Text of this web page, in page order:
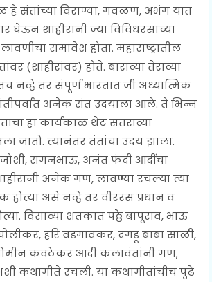
संतांच्या विराण्या, गवळण, अभंग यात
घेऊन शाहीरांनी ज्या विविधरसांच्या
समावेश होता. महाराष्ट्रातील
(शाहीरांवर) होते. बाराव्या तेराव्या
नव्हे तर संपूर्ण भारतात जी अध्यात्मिक
अनेक संत उदयाला आले. ते भिन्न
हा कार्यकाळ थेट सतराव्या
जातो. त्यानंतर तंतांचा उदय झाला.
सगनभाऊ, अनंत फंदी आदींचा
अनेक गण, लावण्या रचल्या त्या
होत्या असे नव्हे तर वीररस प्रधान व
विसाव्या शतकात पठ्ठे बापूराव, भाऊ
हरि वडगावकर, दगडू बाबा साळी,
कवठेकर आदी कलावंतांनी गण,
कथागीते रचली. या कथागीतांचीच पुढे